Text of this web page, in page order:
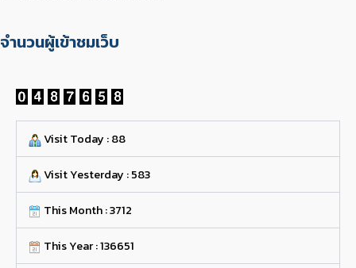
จำนวนผู้เข้าชมเว็บ
Visit Today : 88
Visit Yesterday : 583
This Month : 3712
This Year : 136651